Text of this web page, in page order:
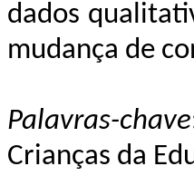
dados
mudança de
Palavras-chave
Crianças da